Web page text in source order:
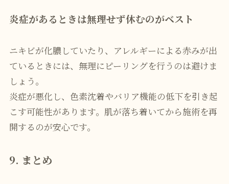
炎症があるときは無理せず休むのがベスト
ニキビが化膿していたり、アレルギーによる赤みが出
ているときには、無理にピーリングを行うのは避けま
しょう。
炎症が悪化し、色素沈着やバリア機能の低下を引き起
こす可能性があります。肌が落ち着いてから施術を再
開するのが安心です。
9. まとめ